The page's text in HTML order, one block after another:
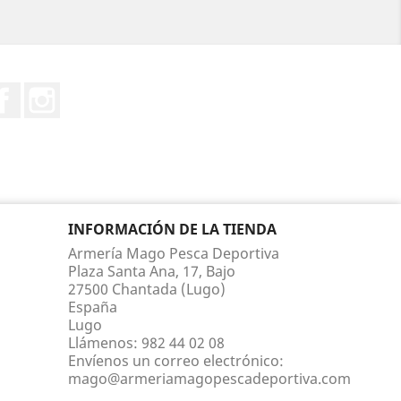
INFORMACIÓN DE LA TIENDA
Armería Mago Pesca Deportiva
Plaza Santa Ana, 17, Bajo
27500 Chantada (Lugo)
España
Lugo
Llámenos: 982 44 02 08
Envíenos un correo electrónico:
mago@armeriamagopescadeportiva.com